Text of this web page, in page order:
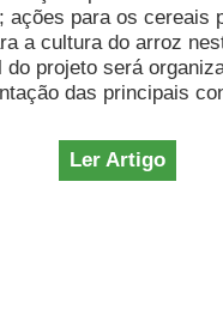
ações para os cereais
a cultura do arroz
projeto será
das principais
Ler Artigo